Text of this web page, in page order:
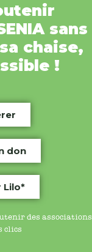
sans
chaise,
!
don
Lilo*
des associations
clics